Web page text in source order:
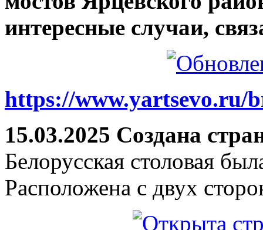
интересные случаи,
https://www.yartsevo.ru/
15.03.2025 Создана
Белорусская столовая
Расположена с двух